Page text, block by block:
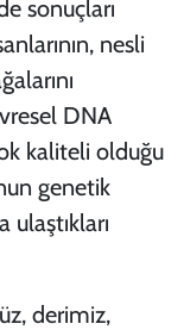
sonuçları
nesli
DNA
kaliteli olduğu
genetik
derimiz,